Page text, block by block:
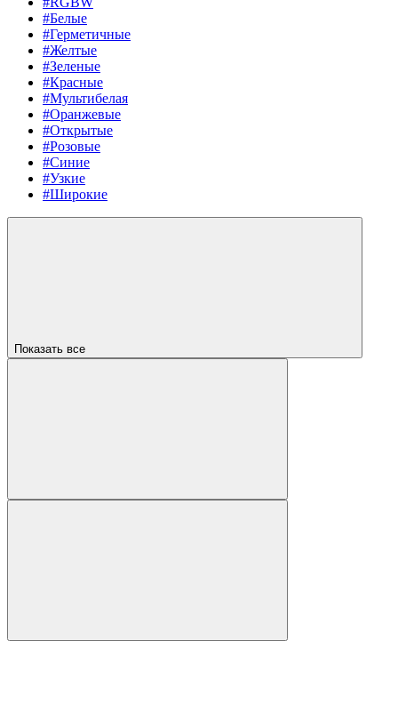
#Белые
#Герметичные
#Желтые
#Зеленые
#Красные
#Мультибелая
#Оранжевые
#Открытые
#Розовые
#Синие
#Узкие
#Широкие
Показать все